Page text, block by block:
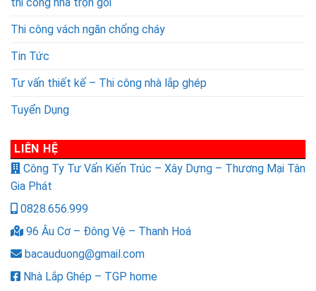
thi công nhà trọn gói
Thi công vách ngăn chống cháy
Tin Tức
Tư vấn thiết kế – Thi công nhà lắp ghép
Tuyển Dụng
LIÊN HỆ
Công Ty Tư Vấn Kiến Trúc – Xây Dựng – Thương Mại Tân
Gia Phát
0828.656.999
96 Âu Cơ – Đông Vệ – Thanh Hoá
bacauduong@gmail.com
Nhà Lắp Ghép – TGP home